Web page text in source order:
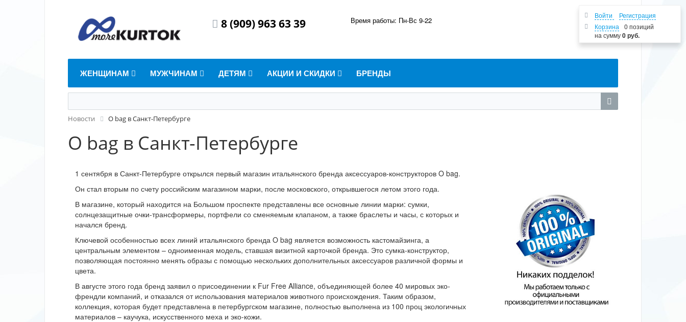
8 (909) 963 63 39 Время работы: Пн-Вс 9-22
Войти
Регистрация
Корзина
0 позиций
на сумму0 руб.
ЖЕНЩИНАМ МУЖЧИНАМ ДЕТЯМ АКЦИИ И СКИДКИ БРЕНДЫ
Новости O bag в Санкт-Петербурге
O bag в Санкт-Петербурге
1 сентября в Санкт-Петербурге открылся первый магазин итальянского бренда аксессуаров-конструкторов O bag.
Он стал вторым по счету российским магазином марки, после московского, открывшегося летом этого года.
В магазине, который находится на Большом проспекте представлены все основные линии марки: сумки,
солнцезащитные очки-трансформеры, портфели со сменяемым клапаном, а также браслеты и часы, с которых и
начался бренд.
Ключевой особенностью всех линий итальянского бренда O bag является возможность кастомайзинга, а
центральным элементом – одноименная модель, ставшая визитной карточкой бренда. Это сумка-конструктор,
позволяющая постоянно менять образы с помощью нескольких дополнительных аксессуаров различной формы и
цвета.
В августе этого года бренд заявил о присоединении к Fur Free Alliance, объединяющей более 40 мировых эко-
френдли компаний, и отказался от использования материалов животного происхождения. Таким образом,
коллекция, которая будет представлена в петербургском магазине, полностью выполнена из 100 проц экологичных
материалов – каучука, искусственного меха и эко-кожи.